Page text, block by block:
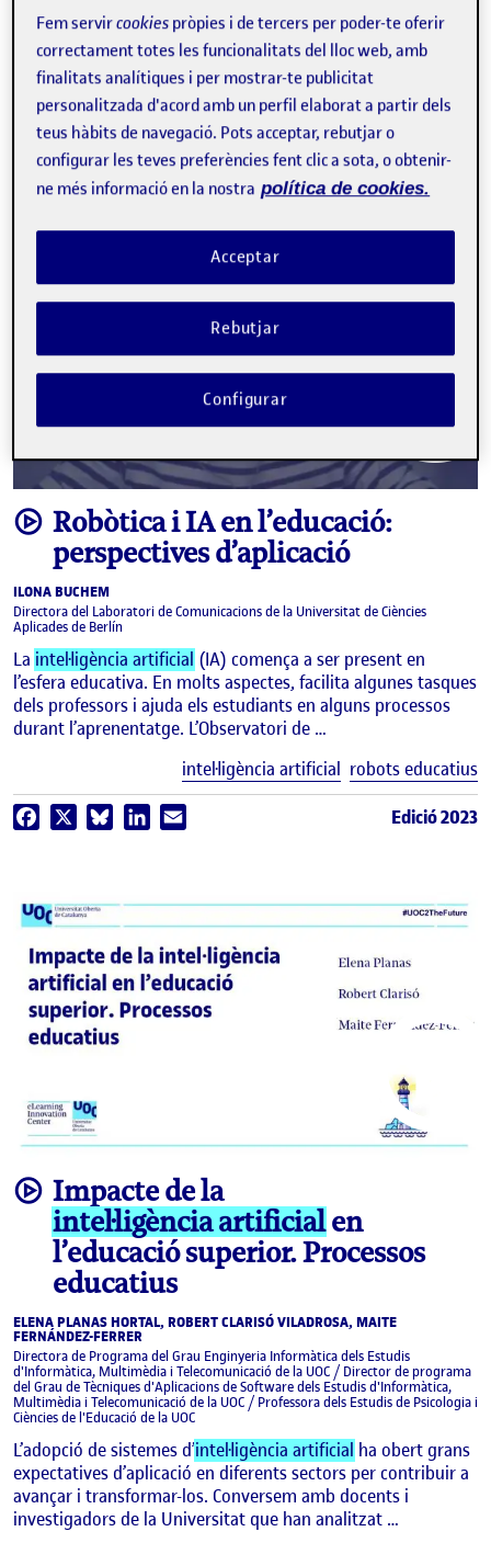
l’esfera educativa. En molts aspectes, facilita algunes tasques
dels professors i ajuda els estudiants en alguns processos
durant l’aprenentatge. L’Observatori de …
intel·ligència artificial robots educatius
Facebook Bluesky LinkedInEmail Edició 2023
videoRobòtica i IA en l’educació:
perspectives d’aplicació
ILONA BUCHEM
Directora del Laboratori de Comunicacions de la Universitat de Ciències
Aplicades de Berlín
La intel·ligència artificial (IA) comença a ser present en
l’esfera educativa. En molts aspectes, facilita algunes tasques
dels professors i ajuda els estudiants en alguns processos
durant l’aprenentatge. L’Observatori de …
intel·ligència artificial robots educatius
Facebook BlueskyLinkedIn Edició 2023
videoImpacte de la
intel·ligència artificialen
l’educació superior. Processos
educatius
ELENA PLANAS HORTAL, ROBERT CLARISÓ VILADROSA, MAITE
FERNÁNDEZ-FERRER
Directora de Programa del Grau Enginyeria Informàtica dels Estudis
d'Informàtica, Multimèdia i Telecomunicació de la UOC / Director de programa
del Grau de Tècniques d'Aplicacions de Software dels Estudis d'Informàtica,
Multimèdia i Telecomunicació de la UOC / Professora dels Estudis de Psicologia i
Ciències de l'Educació de la UOC
L’adopció de sistemes d’intel·ligència artificial ha obert grans
expectatives d’aplicació en diferents sectors per contribuir a
avançar i transformar-los. Conversem amb docents i
investigadors de la Universitat que han analitzat …
Fem servircookies pròpies i de tercers per poder-te oferir
correctament totes les funcionalitats del lloc web, amb
finalitats analítiques i per mostrar-te publicitat
personalitzada d'acord amb un perfil elaborat a partir dels
teus hàbits de navegació. Pots acceptar, rebutjar o
configurar les teves preferències fent clic a sota, o obtenir-
ne més informació en la nostra política de cookies.
Rebutjar
Acceptar
Configurar